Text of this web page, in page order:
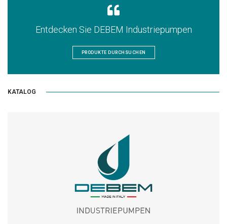
Entdecken Sie DEBEM Industriepumpen
PRODUKTE DURCHSUCHEN
KATALOG